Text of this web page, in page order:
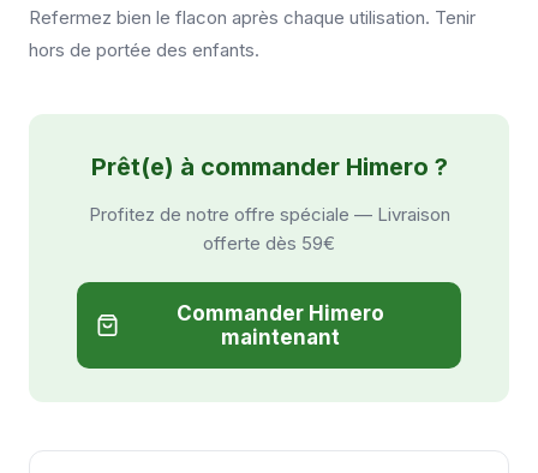
Refermez bien le flacon après chaque utilisation. Tenir
hors de portée des enfants.
Prêt(e) à commander Himero ?
Profitez de notre offre spéciale — Livraison
offerte dès 59€
Commander Himero
maintenant